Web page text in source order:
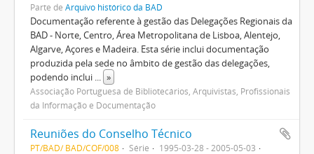
Parte de Arquivo histórico da BAD
Documentação referente à gestão das Delegações Regionais da
BAD - Norte, Centro, Área Metropolitana de Lisboa, Alentejo,
Algarve, Açores e Madeira. Esta série inclui documentação
produzida pela sede no âmbito de gestão das delegações,
podendo inclui ... »
Associação Portuguesa de Bibliotecários, Arquivistas, Profissionais
da Informação e Documentação
Reuniões do Conselho Técnico
PT/BAD/ BAD/COF/008 Série
1995-03-28 - 2005-05-03